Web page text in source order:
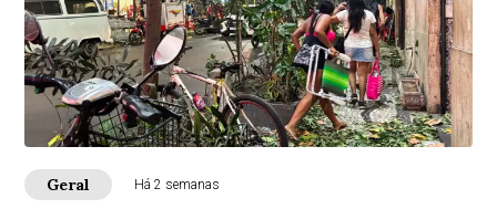
Geral Há 2 semanas